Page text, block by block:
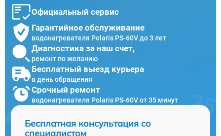
Официальный сервис
Гарантийное обслуживание
водонагревателя Polaris PS-60V до 3 лет
Диагностика за наш счет,
ремонт по желанию
Бесплатный выезд курьера
в день обращения
Срочный ремонт
водонагревателя Polaris PS-60V от 35 минут
Бесплатная консультация со
специалистом